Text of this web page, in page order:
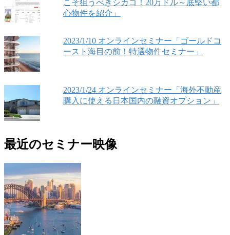
こそ狙うべきシカゴ！20万ドル～底堅い都
心物件を紹介」
2023/1/10 オンラインセミナー「ゴールドコ
ースト海目の前！特選物件セミナー」
2023/1/24 オンラインセミナー「海外不動産
購入に使える日本国内の融資オプション」
最近のセミナー映像